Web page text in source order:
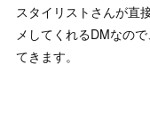
スタイリストさんが直
メしてくれるDMなの
てきます。